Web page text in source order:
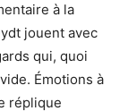
à la
jouent avec
qui, quoi
Émotions à
réplique